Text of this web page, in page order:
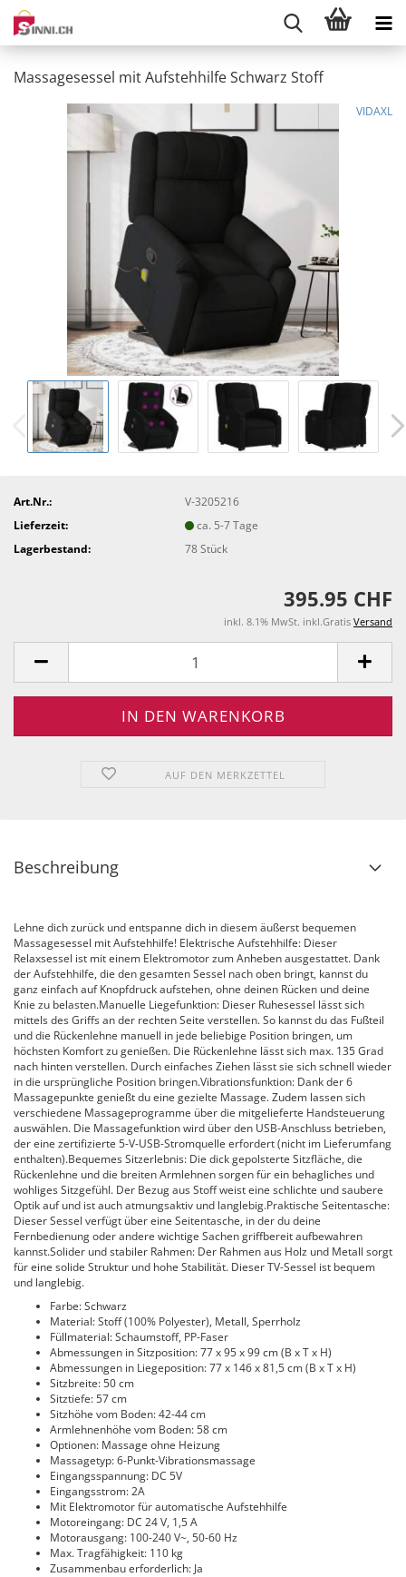
Massagesessel mit Aufstehhilfe Schwarz Stoff
VIDAXL
Art.Nr.:
V-3205216
Lieferzeit:
ca. 5-7 Tage
Lagerbestand:
78Stück
395.95 CHF
inkl. 8.1% MwSt. inkl.Gratis Versand
AUF DEN MERKZETTEL
Beschreibung
Lehne dich zurück und entspanne dich in diesem äußerst bequemen
Massagesessel mit Aufstehhilfe! Elektrische Aufstehhilfe: Dieser
Relaxsessel ist mit einem Elektromotor zum Anheben ausgestattet. Dank
der Aufstehhilfe, die den gesamten Sessel nach oben bringt, kannst du
ganz einfach auf Knopfdruck aufstehen, ohne deinen Rücken und deine
Knie zu belasten.Manuelle Liegefunktion: Dieser Ruhesessel lässt sich
mittels des Griffs an der rechten Seite verstellen. So kannst du das Fußteil
und die Rückenlehne manuell in jede beliebige Position bringen, um
höchsten Komfort zu genießen. Die Rückenlehne lässt sich max. 135 Grad
nach hinten verstellen. Durch einfaches Ziehen lässt sie sich schnell wieder
in die ursprüngliche Position bringen.Vibrationsfunktion: Dank der 6
Massagepunkte genießt du eine gezielte Massage. Zudem lassen sich
verschiedene Massageprogramme über die mitgelieferte Handsteuerung
auswählen. Die Massagefunktion wird über den USB-Anschluss betrieben,
der eine zertifizierte 5-V-USB-Stromquelle erfordert (nicht im Lieferumfang
enthalten).Bequemes Sitzerlebnis: Die dick gepolsterte Sitzfläche, die
Rückenlehne und die breiten Armlehnen sorgen für ein behagliches und
wohliges Sitzgefühl. Der Bezug aus Stoff weist eine schlichte und saubere
Optik auf und ist auch atmungsaktiv und langlebig.Praktische Seitentasche:
Dieser Sessel verfügt über eine Seitentasche, in der du deine
Fernbedienung oder andere wichtige Sachen griffbereit aufbewahren
kannst.Solider und stabiler Rahmen: Der Rahmen aus Holz und Metall sorgt
für eine solide Struktur und hohe Stabilität. Dieser TV-Sessel ist bequem
und langlebig.
Farbe: Schwarz
Material: Stoff (100% Polyester), Metall, Sperrholz
Füllmaterial: Schaumstoff, PP-Faser
Abmessungen in Sitzposition: 77 x 95 x 99 cm (B x T x H)
Abmessungen in Liegeposition: 77 x 146 x 81,5 cm (B x T x H)
Sitzbreite: 50 cm
Sitztiefe: 57 cm
Sitzhöhe vom Boden: 42-44 cm
Armlehnenhöhe vom Boden: 58 cm
Optionen: Massage ohne Heizung
Massagetyp: 6-Punkt-Vibrationsmassage
Eingangsspannung: DC 5V
Eingangsstrom: 2A
Mit Elektromotor für automatische Aufstehhilfe
Motoreingang: DC 24 V, 1,5 A
Motorausgang: 100-240 V~, 50-60 Hz
Max. Tragfähigkeit: 110 kg
Zusammenbau erforderlich: Ja